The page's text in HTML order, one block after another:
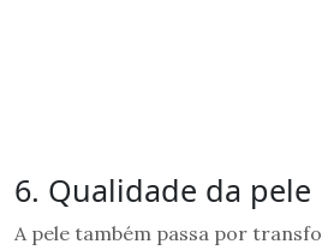
6. Qualidade da pele
A pele também passa por